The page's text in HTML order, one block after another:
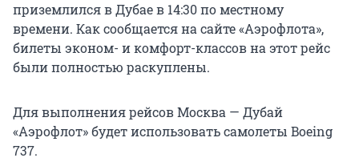
приземлился в Дубае в 14:30 по местному
времени. Как сообщается на сайте «Аэрофлота»,
билеты эконом- и комфорт-классов на этот рейс
были полностью раскуплены.
Для выполнения рейсов Москва — Дубай
«Аэрофлот» будет использовать самолеты Boeing
737.